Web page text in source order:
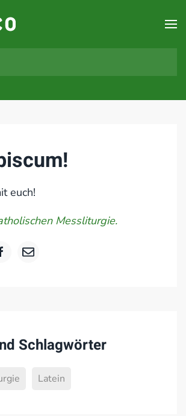
springen
euch!
Messliturgie.
Schlagwörter
Latein